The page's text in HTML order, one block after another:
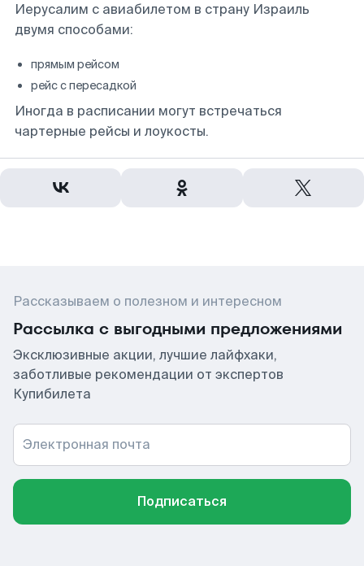
Иерусалим с авиабилетом в страну Израиль
двумя способами:
прямым рейсом
рейс с пересадкой
Иногда в расписании могут встречаться
чартерные рейсы и лоукосты.
Рассказываем о полезном и интересном
Рассылка с выгодными предложениями
Эксклюзивные акции, лучшие лайфхаки,
заботливые рекомендации от экспертов
Купибилета
Электронная почта
Подписаться